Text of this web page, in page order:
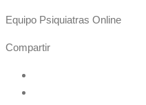
Equipo Psiquiatras Online
Compartir